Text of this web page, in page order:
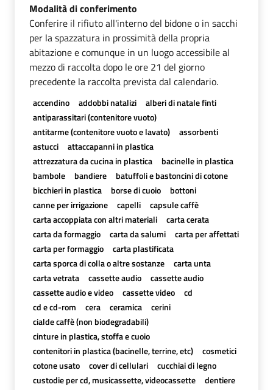
Modalità di conferimento
Conferire il rifiuto all'interno del bidone o in sacchi
per la spazzatura in prossimità della propria
abitazione e comunque in un luogo accessibile al
mezzo di raccolta dopo le ore 21 del giorno
precedente la raccolta prevista dal calendario.
accendino addobbi natalizi
alberi di natale finti
antiparassitari (contenitore vuoto)
antitarme (contenitore vuoto e lavato)
assorbenti
astucci
attaccapanni in plastica
attrezzatura da cucina in plastica
bacinelle in plastica
bambole
bandiere
batuffoli e bastoncini di cotone
bicchieri in plastica
borse di cuoio
bottoni
canne per irrigazione
capelli
capsule caffè
carta accoppiata con altri materiali
carta cerata
carta da formaggio
carta da salumi
carta per affettati
carta per formaggio
carta plastificata
carta sporca di colla o altre sostanze
carta unta
carta vetrata
cassette audio
cassette audio
cassette audio e video
cassette video
cd
cd e cd-rom
cera ceramica
cerini
cialde caffè (non biodegradabili)
cinture in plastica, stoffa e cuoio
contenitori in plastica (bacinelle, terrine, etc)
cosmetici
cotone usato
cover di cellulari
cucchiai di legno
custodie per cd, musicassette, videocassette
dentiere